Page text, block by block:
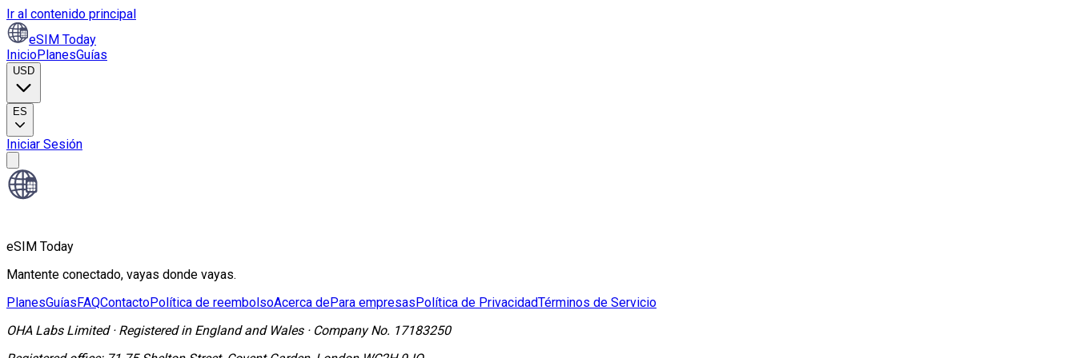
Ir al contenido principal
eSIM Today
InicioPlanesGuías
USD
ES
Iniciar Sesión
eSIM Today
Mantente conectado, vayas donde vayas.
PlanesGuíasFAQContactoPolítica de reembolsoAcerca dePara empresasPolítica de PrivacidadTérminos de Servicio
OHA Labs Limited· Registered in England and Wales· Company No. 17183250